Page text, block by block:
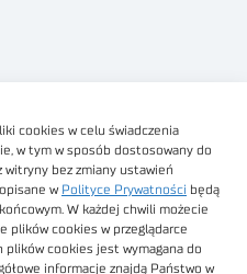
cookies w celu świadczenia
w tym w sposób dostosowany do
bez zmiany ustawień
w Polityce Prywatności będą
W każdej chwili możecie
plików cookies w przeglądarce
cookies jest wymagana do
informacje znajdą Państwo w